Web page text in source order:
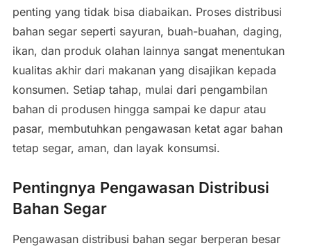
penting yang tidak bisa diabaikan. Proses distribusi
bahan segar seperti sayuran, buah-buahan, daging,
ikan, dan produk olahan lainnya sangat menentukan
kualitas akhir dari makanan yang disajikan kepada
konsumen. Setiap tahap, mulai dari pengambilan
bahan di produsen hingga sampai ke dapur atau
pasar, membutuhkan pengawasan ketat agar bahan
tetap segar, aman, dan layak konsumsi.
Pentingnya Pengawasan Distribusi
Bahan Segar
Pengawasan distribusi bahan segar berperan besar